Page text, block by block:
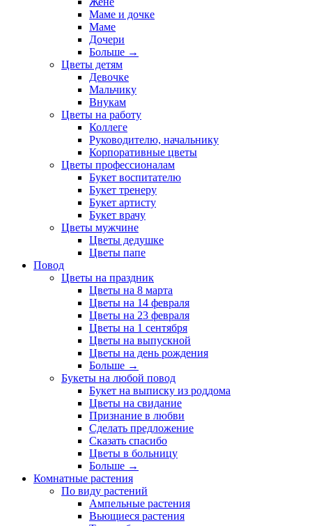
Маме и дочке
Маме
Дочери
Больше →
Цветы детям
Девочке
Мальчику
Внукам
Цветы на работу
Коллеге
Руководителю, начальнику
Корпоративные цветы
Цветы профессионалам
Букет воспитателю
Букет тренеру
Букет артисту
Букет врачу
Цветы мужчине
Цветы дедушке
Цветы папе
Повод
Цветы на праздник
Цветы на 8 марта
Цветы на 14 февраля
Цветы на 23 февраля
Цветы на 1 сентября
Цветы на выпускной
Цветы на день рождения
Больше →
Букеты на любой повод
Букет на выписку из роддома
Цветы на свидание
Признание в любви
Сделать предложение
Сказать спасибо
Цветы в больницу
Больше →
Комнатные растения
По виду растений
Ампельные растения
Вьющиеся растения